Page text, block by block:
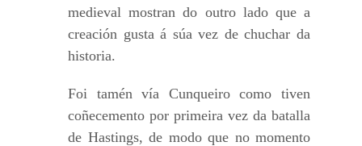
medieval mostran do outro lado que a
creación gusta á súa vez de chuchar da
historia.
Foi tamén vía Cunqueiro como tiven
coñecemento por primeira vez da batalla
de Hastings, de modo que no momento